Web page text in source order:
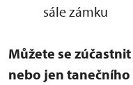
sále zámku
Můžete se
nebo jen